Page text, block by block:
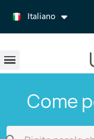
Italiano
Come